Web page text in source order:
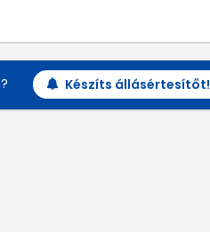
Készíts állásértesítőt!